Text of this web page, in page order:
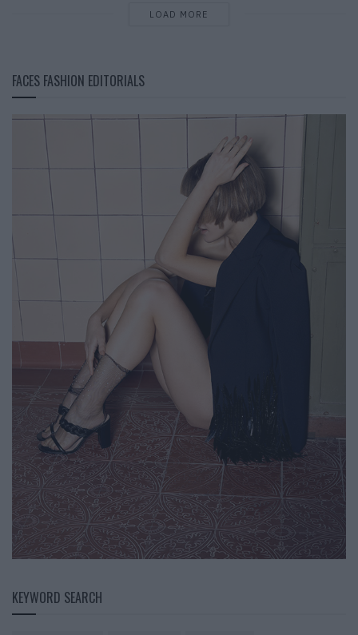
LOAD MORE
FACES FASHION EDITORIALS
KEYWORD SEARCH